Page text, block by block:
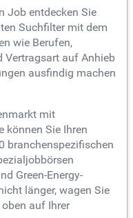
Job entdecken Sie
Suchfilter mit dem
wie Berufen,
Vertragsart auf Anhieb
ausfindig machen
mit
können Sie Ihren
branchenspezifischen
Green-Energy-
länger, wagen Sie
auf Ihrer